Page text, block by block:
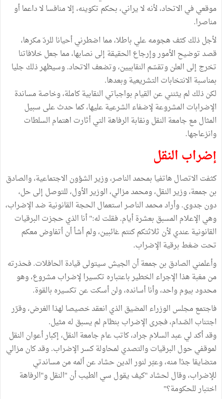
موقعي في الاتحاد، لأنه لا يراني، بحكم تكوينه، إلا منافسا لا داعما أو
مناصرا.
لأجل ذلك كثف هجومه علي باطلا، مما اضطرني أحيانا للردّ مكرها،
قصد توضيح الأمور وإرجاع الحقيقة إلى نصابها، مما جعل خلافاتنا
تخرج إلى العلن وتقسّم النقابيين، وتضعف الاتحاد. وسيظهر ذلك جليا
بمناسبة الانتخابات التشريعية وبعدها.
لكن ذلك لم يثنني عن القيام بواجباتي النقابية كاملة، وخاصة مساندة
الإضرابات المشروعة لإضفاء الشرعية عليها، كما حدث على سبيل
المثال مع جامعة النقل ونقابة الرفاهة التي أثارت اهتمام السلطات
وانزعاجها.
إضراب النقل
كثفت الاتصال هاتفيا بمحمد الناصر، وزير الشؤون الاجتماعية، والصادق
بن جمعة، وزير النقل، ومحمد مزالي، الوزير الأول، للتوصل إلى حل،
دون جدوى. وأراد محمد الناصر استعمال الحجة القانونية ضد الإضراب،
وهي الإعلام المسبق بعشرة أيام. فقلت له:" أنا الذي حجزت البرقيات
القانونية عندي لأن ثلاثتكم كنتم غائبين، ولم أشأ أن أتفاوض معكم
تحت ضغط برقية الإضراب.
وأعلمني الصادق بن جمعة أن الجيش سيتولى قيادة الحافلات. فحذرته
من مغبة هذا الإجراء الخطير باعتباره تكسيرا لإضراب مشروع، وهو
محدود بيوم واحد، وأنا أسانده، ولن أسكت عن تكسيره بالقوة.
فاجتمع مجلس الوزراء المضيق الذي انعقد خصيصا لهذا الغرض، وقرّر
اجتناب الصّدام، فجرى الإضراب بنظام لم يسبق له مثيل.
وقد أكد لي عبد السلام جراد، كاتب عام جامعة النقل، إكبار أعوان النقل
لموقفي حول البرقيات والتصدي لمحاولة كسر الإضراب. وقد كان مزالي
متضايقا جدّا منه، وعبّر لنور الدين حشاد عن ألمه من مساندتي
للإضراب، وقال لحشاد "كيف يقول سي الطيب أن "النقل و"الرفاهة
اختبار للحكومة؟"